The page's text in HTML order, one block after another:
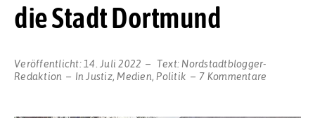
die Stadt Dortmund
Veröffentlicht: 14. Juli 2022 Text: Nordstadtblogger-
Redaktion
In Justiz, Medien,Politik 7 Kommentare